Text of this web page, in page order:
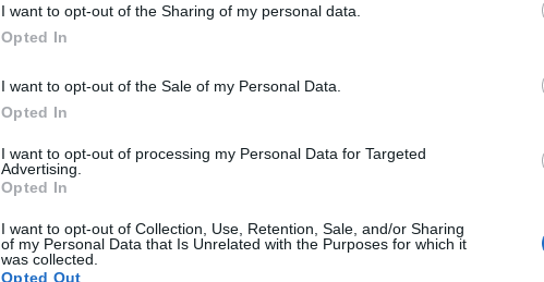
I want to opt-out of the Sharing of my personal data.
Opted In
I want to opt-out of the Sale of my Personal Data.
Opted In
I want to opt-out of processing my Personal Data for Targeted
Advertising.
Opted In
I want to opt-out of Collection, Use, Retention, Sale, and/or Sharing
of my Personal Data that Is Unrelated with the Purposes for which it
was collected.
Opted Out